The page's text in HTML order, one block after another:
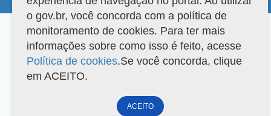
Versão do sistema: 3.88.9 Copyright 2022 Capes. Todos os direitos reservados.
o gov.br, você concorda com a política de
monitoramento de cookies. Para ter mais
informações sobre como isso é feito, acesse
Política de cookies.Se você concorda, clique
em ACEITO.
ACEITO